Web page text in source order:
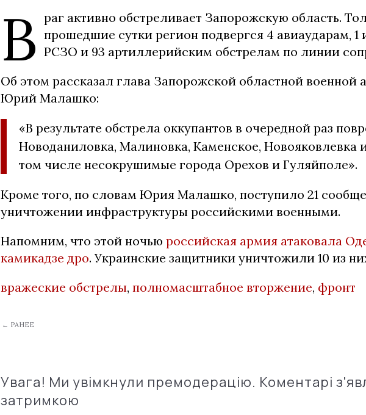
В раг активно обстреливает Запорожскую область.
прошедшие сутки регион подвергся 4 авиаударам, 1
РСЗО и 93 артиллерийским обстрелам по линии
Об этом рассказал глава Запорожской областной военной
Юрий Малашко:
«В результате обстрела оккупантов в очередной раз
Новоданиловка, Малиновка, Каменское, Новояковлевка
том числе несокрушимые города Орехов и Гуляйполе».
Кроме того, по словам Юрия Малашко, поступило 21
уничтожении инфраструктуры российскими военными.
Напомним, что этой ночью российская армия атаковала
камикадзе дро. Украинские защитники уничтожили 10 из
вражеские обстрелы, полномасштабное вторжение, фронт
← РАНЕЕ
Увага! Ми увімкнули премодерацію. Коментарі
затримкою